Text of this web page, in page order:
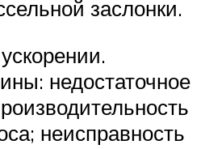
заслонки.
недостаточное
неисправность